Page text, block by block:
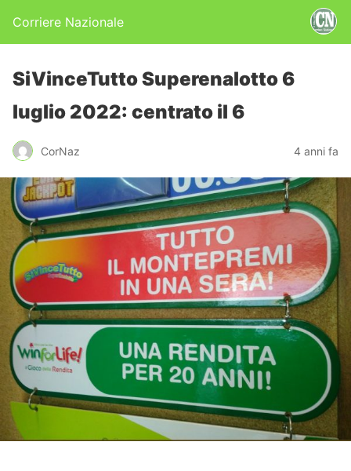
Corriere Nazionale
SiVinceTutto Superenalotto 6
luglio 2022: centrato il 6
CorNaz 4 anni fa